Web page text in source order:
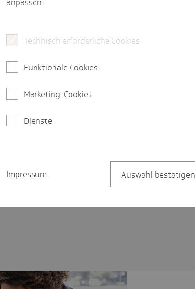
Kindern?
Kinder werden für Abschläge berück­sich­tigt?
anpassen.
Technisch erforderliche Cookies
Funktionale Cookies
Marketing-Cookies
Dienste
Impressum Auswahl bestätigen